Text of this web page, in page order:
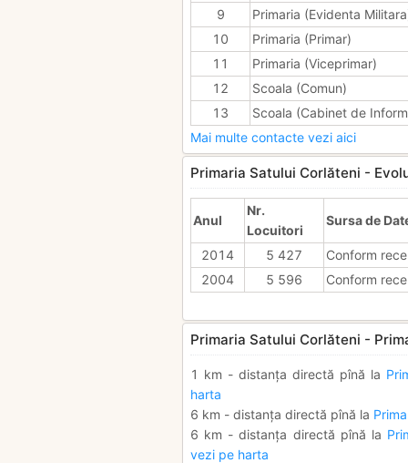
9
Primaria (Evidenta
10
Primaria (Primar)
11
Primaria (Viceprimar)
12
Scoala (Comun)
13
Scoala (Cabinet de
Mai multe contacte vezi aici
Primaria Satului Corlăteni -
Anul
Nr.
Locuitori
Sursa de
2014 5 427
Conform
2004
5 596 Conform
Primaria Satului Corlăteni -
1 km - distanța directă pînă la
harta
6 km - distanța directă pînă la
6 km - distanța directă pînă la
vezi pe harta